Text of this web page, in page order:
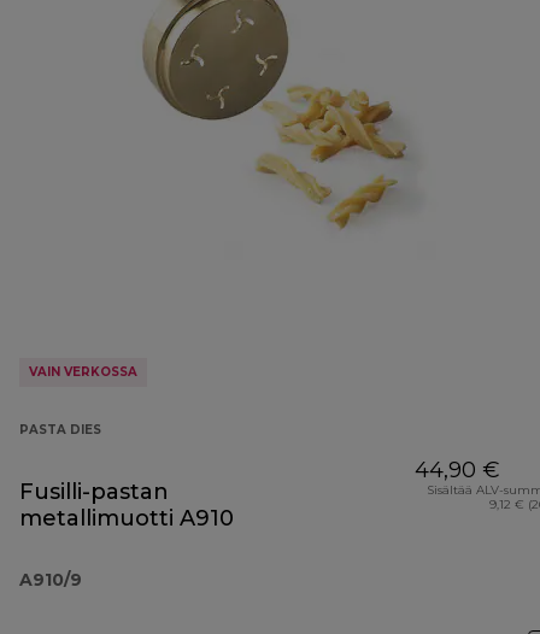
VAIN VERKOSSA
PASTA DIES
Fusilli-pastan
metallimuotti A910
A910/9
44,90 €
Sisältää ALV-
9,12 €